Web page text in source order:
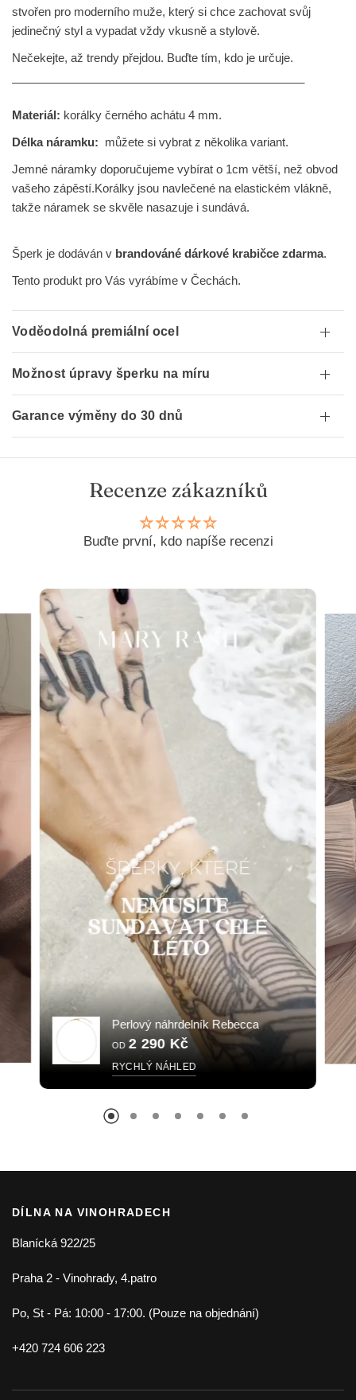
stvořen pro moderního muže, který si chce zachovat svůj
jedinečný styl a vypadat vždy vkusně a stylově.
Nečekejte, až trendy přejdou. Buďte tím, kdo je určuje.
Materiál: korálky černého achátu 4 mm.
Délka náramku: můžete si vybrat z několika variant.
Jemné náramky doporučujeme vybírat o 1cm větší, než obvod
vašeho zápěstí.Korálky jsou navlečené na elastickém vlákně,
takže náramek se skvěle nasazuje i sundává.
Šperk je dodáván v brandováné dárkové krabičce zdarma.
Tento produkt pro Vás vyrábíme v Čechách.
Voděodolná premiální ocel
Možnost úpravy šperku na míru
Garance výměny do 30 dnů
Recenze zákazníků
Buďte první, kdo napíše recenzi
Perlový náhrdelník Rebecca
OD 2 290 Kč
RYCHLÝ NÁHLED
DÍLNA NA VINOHRADECH
Blanícká 922/25
Praha 2 - Vinohrady, 4.patro
Po, St - Pá: 10:00 - 17:00. (Pouze na objednání)
+420 724 606 223